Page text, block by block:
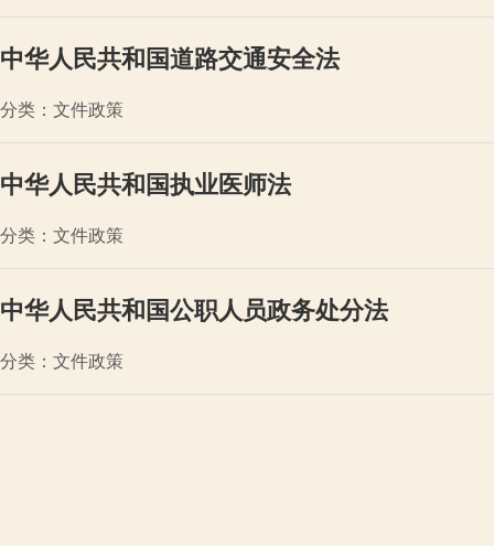
中华人民共和国道路交通安全法
分类：文件政策
中华人民共和国执业医师法
分类：文件政策
中华人民共和国公职人员政务处分法
分类：文件政策